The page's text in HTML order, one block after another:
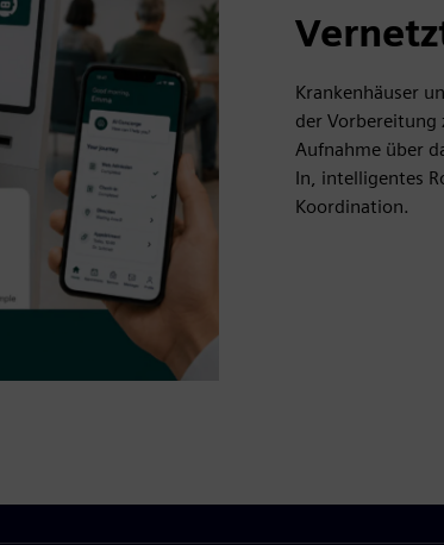
Krankenhäuser
der Vorbereitung
Aufnahme über
In, intelligentes
Koordination.